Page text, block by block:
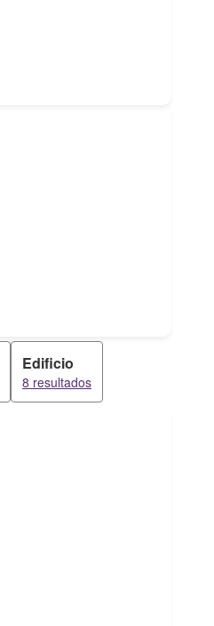
Edificio
8 resultados